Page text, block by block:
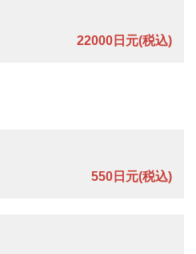
22000日元(税込)
550日元(税込)